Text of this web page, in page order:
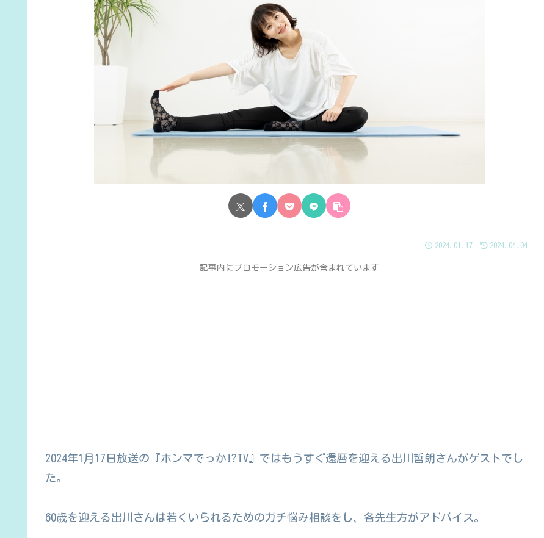
2024.01.17 2024.04.04
記事内にプロモーション広告が含まれています
2024年1月17日放送の『ホンマでっか!?TV』ではもうすぐ還暦を迎える出川哲朗さんがゲストでし
た。
60歳を迎える出川さんは若くいられるためのガチ悩み相談をし、各先生方がアドバイス。